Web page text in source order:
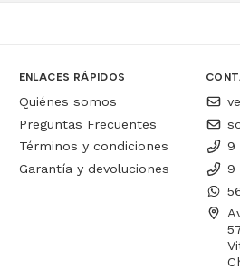
ENLACES RÁPIDOS
Quiénes somos
Preguntas Frecuentes
Términos y condiciones
Garantía y devoluciones
9
9